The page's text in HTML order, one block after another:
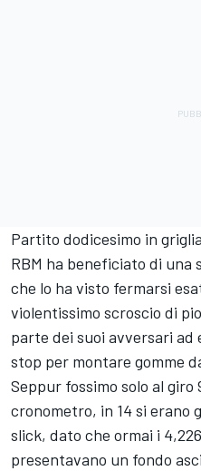
Partito dodicesimo in
RBM ha beneficiato di una
che lo ha visto fermarsi
violentissimo scroscio di
parte dei suoi avversari
stop per montare gomme
Seppur fossimo solo al giro
cronometro, in 14 si erano
slick, dato che ormai i
presentavano un fondo